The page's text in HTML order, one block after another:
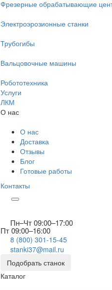
Фрезерные обрабатывающие
Электроэрозионные станки
Трубогибы
Вальцовочные машины
Робототехника
Услуги
ЛКМ
О нас
О нас
Доставка
Отзывы
Блог
Готовые работы
Контакты
Пн–Чт 09:00–17:00
Пт 09:00–16:00
8 (800) 301-15-45
stanki37@mail.ru
Подобрать станок
Каталог